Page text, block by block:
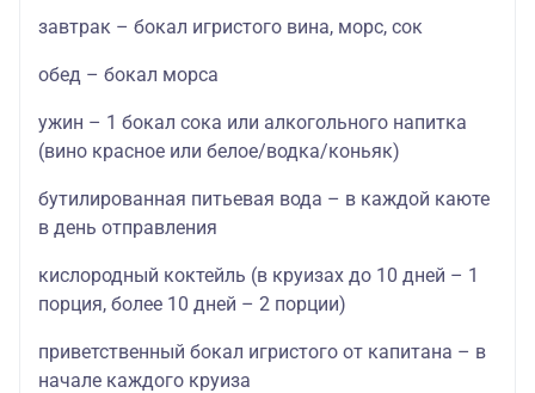
завтрак – бокал игристого вина, морс, сок
обед – бокал морса
ужин – 1 бокал сока или алкогольного напитка
(вино красное или белое/водка/коньяк)
бутилированная питьевая вода – в каждой каюте
в день отправления
кислородный коктейль (в круизах до 10 дней – 1
порция, более 10 дней – 2 порции)
приветственный бокал игристого от капитана – в
начале каждого круиза